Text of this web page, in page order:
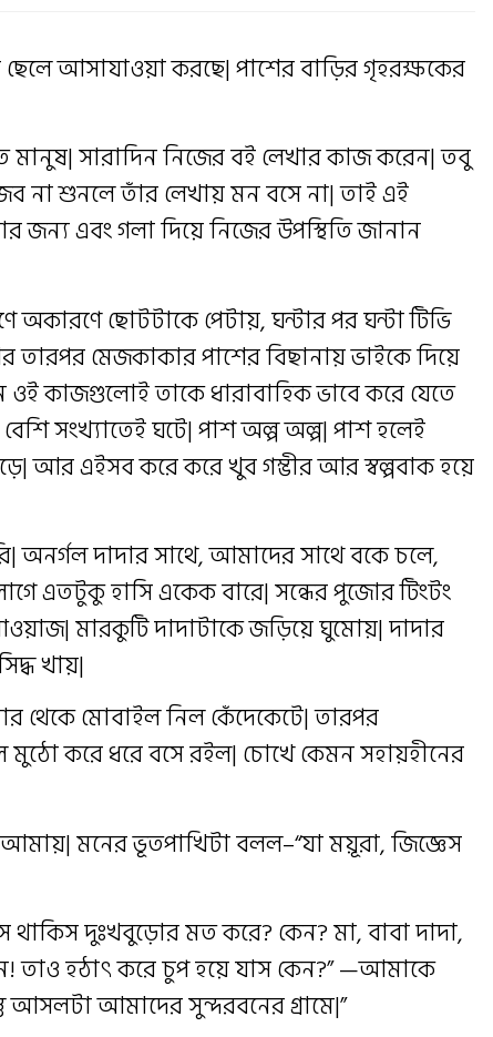
আসাযাওয়া করছে| পাশের বাড়ির গৃহরক্ষকের
মানুষ| সারাদিন নিজের বই লেখার কাজ করেন| তবু
না শুনলে তাঁর লেখায় মন বসে না| তাই এই
জন্য এবং গলা দিয়ে নিজের উপস্থিতি জানান
অকারণে ছোটটাকে পেটায়, ঘন্টার পর ঘন্টা টিভি
মেজকাকার পাশের বিছানায় ভাইকে দিয়ে
ওই কাজগুলোই তাকে ধারাবাহিক ভাবে করে যেতে
সংখ্যাতেই ঘটে| পাশ অল্প অল্প| পাশ হলেই
আর এইসব করে করে খুব গম্ভীর আর স্বল্পবাক হয়ে
দাদার সাথে, আমাদের সাথে বকে চলে,
এতটুকু হাসি একেক বারে| সন্ধের পুজোর টিংটং
মারকুটি দাদাটাকে জড়িয়ে ঘুমোয়| দাদার
খায়|
থেকে মোবাইল নিল কেঁদেকেটে| তারপর
করে ধরে বসে রইল| চোখে কেমন সহায়হীনের
মনের ভূতপাখিটা বলল–“যা ময়ূরা, জিজ্ঞেস
দুঃখবুড়োর মত করে? কেন? মা, বাবা দাদা,
তাও হঠাৎ করে চুপ হয়ে যাস কেন?” —আমাকে
আমাদের সুন্দরবনের গ্রামে|”